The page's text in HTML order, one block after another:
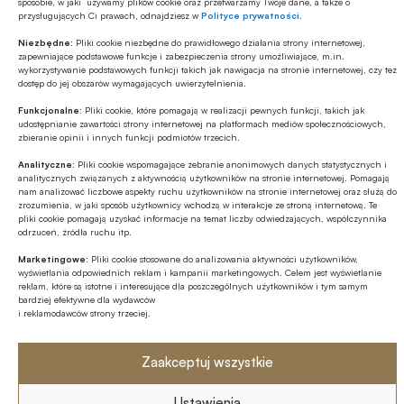
przysługujących Ci prawach, odnajdziesz wPolityce prywatności
Niezbędne: Pliki cookie niezbędne do prawidłowego działania strony internetowej,
zapewniające podstawowe funkcje i zabezpieczenia strony umożliwiające, m.in.
wykorzystywanie podstawowych funkcji takich jak nawigacja na stronie internetowej, czy tez
dostęp do jej obszarów wymagających uwierzytelnienia.
Funkcjonalne: Pliki cookie, które pomagają w realizacji pewnych funkcji, takich jak
udostępnianie zawartości strony internetowej na platformach mediów społecznościowych,
zbieranie opinii i innych funkcji podmiotów trzecich.
Analityczne: Pliki cookie wspomagające zebranie anonimowych danych statystycznych i
analitycznych związanych z aktywnością użytkowników na stronie internetowej. Pomagają
nam analizować liczbowe aspekty ruchu użytkowników na stronie internetowej oraz służą do
zrozumienia, w jaki sposób użytkownicy wchodzą w interakcje ze stroną internetową. Te
pliki cookie pomagają uzyskać informacje na temat liczby odwiedzających, współczynnika
odrzuceń, źródła ruchu itp.
Marketingowe: Pliki cookie stosowane do analizowania aktywności użytkowników,
wyświetlania odpowiednich reklam i kampanii marketingowych. Celem jest wyświetlanie
reklam, które są istotne i interesujące dla poszczególnych użytkowników i tym samym
bardziej efektywne dla wydawców
i reklamodawców strony trzeciej.
Zaakceptuj wszystkie
W sierpniu 2014 roku Credit Agricole Bank Polska uruchomił
nowy serwis internetowy Klubu Rabatowego, zbudowany w
oparciu o technologię Responsive Web Design. Wśród
wprowadzonych rozwiązań znalazła się geolokalizacja,
umożliwiająca precyzyjne dopasowanie oferty i
multikanałowość realizacji zniżek. Za prace koncepcyjne,
optymalizację oraz szatę graficzną strony odpowiedzialna
była poznańska agencja Symetria. Ich wdrożenie powierzono
firmie Blue Services.
Bankowość
Maksymalizacja interakcji z klientem bankowością
jutra